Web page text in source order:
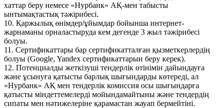
хаттар беру немесе «Нурбанк» АҚ-мен табысты
ынтымақтастық тәжірибесі.
10. Қаржылық өнімдер/ұйымдар бойынша интернет-
жарнаманы орналастыруда кем дегенде 3 жыл тәжірибесі
болуы.
11. Сертификаттары бар сертификатталған қызметкерлердің
болуы (Google, Yandex сертификаттарын беру керек).
12. Потенциалды жеткізуші тендерлік өтінімін дайындауға
және ұсынуға қатысты барлық шығындарды көтереді, ал
«Нурбанк» АҚ мен тендерлік комиссия осы шығындарға
қатысты міндеттемелерді мойындамайтыны және тендердің
сипаты мен нәтижелеріне қарамастан жауап бермейтіні.